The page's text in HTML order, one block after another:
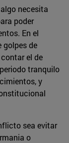
necesita
poder
En el
golpes de
el de
tranquilo
y
sea evitar
o